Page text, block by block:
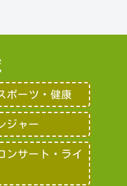
ポーツ・健康
レジャー
ンサート・ライ